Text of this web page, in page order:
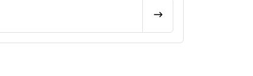
CALCULAR FRETE